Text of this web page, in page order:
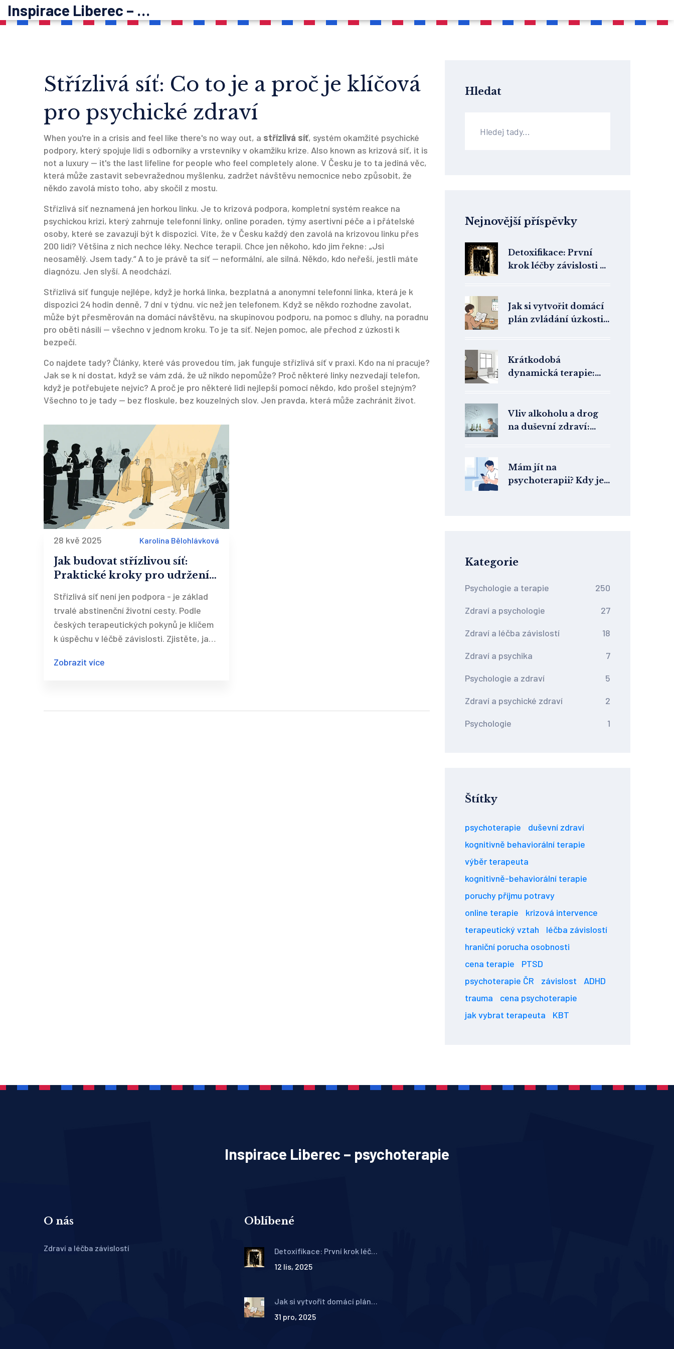
Inspirace Liberec – psychoterapie
Střízlivá síť: Co to je a proč je klíčová
pro psychické zdraví
When you're in a crisis and feel like there's no way out, a střízlivá síť, systém okamžité psychické
podpory, který spojuje lidi s odborníky a vrstevníky v okamžiku krize. Also known as krizová síť, it is
not a luxury — it's the last lifeline for people who feel completely alone. V Česku je to ta jediná věc,
která může zastavit sebevražednou myšlenku, zadržet návštěvu nemocnice nebo způsobit, že
někdo zavolá místo toho, aby skočil z mostu.
Střízlivá síť neznamená jen horkou linku. Je to krizová podpora, kompletní systém reakce na
psychickou krizi, který zahrnuje telefonní linky, online poraden, týmy asertivní péče a i přátelské
osoby, které se zavazují být k dispozici. Víte, že v Česku každý den zavolá na krizovou linku přes
200 lidí? Většina z nich nechce léky. Nechce terapii. Chce jen někoho, kdo jim řekne: „Jsi
neosamělý. Jsem tady.“ A to je právě ta síť — neformální, ale silná. Někdo, kdo neřeší, jestli máte
diagnózu. Jen slyší. A neodchází.
Střízlivá síť funguje nejlépe, když je horká linka, bezplatná a anonymní telefonní linka, která je k
dispozici 24 hodin denně, 7 dní v týdnu. víc než jen telefonem. Když se někdo rozhodne zavolat,
může být přesměrován na domácí návštěvu, na skupinovou podporu, na pomoc s dluhy, na poradnu
pro oběti násilí — všechno v jednom kroku. To je ta síť. Nejen pomoc, ale přechod z úzkosti k
bezpečí.
Co najdete tady? Články, které vás provedou tím, jak funguje střízlivá síť v praxi. Kdo na ní pracuje?
Jak se k ní dostat, když se vám zdá, že už nikdo nepomůže? Proč některé linky nezvedají telefon,
když je potřebujete nejvíc? A proč je pro některé lidi nejlepší pomocí někdo, kdo prošel stejným?
Všechno to je tady — bez floskule, bez kouzelných slov. Jen pravda, která může zachránit život.
28 kvě 2025 Karolína Bělohlávková
Jak budovat střízlivou síť:
Praktické kroky pro udržení
terapeutických doporučení
Střízlivá síť není jen podpora - je základ
trvalé abstinenční životní cesty. Podle
českých terapeutických pokynů je klíčem
k úspěchu v léčbě závislosti. Zjistěte, jak ji
Zobrazit více
Hledat
Nejnovější příspěvky
Detoxifikace: První
krok léčby závislosti a
Jak si vytvořit domácí
plán zvládání úzkosti:
Krátkodobá
dynamická terapie:
čekat
Vliv alkoholu a drog
na duševní zdraví:
Mám jít na
psychoterapii? Kdy je
Kategorie
Psychologie a terapie 250
Zdraví a psychologie 27
Zdraví a léčba závislostí 18
Zdraví a psychika 7
Psychologie a zdraví 5
Zdraví a psychické zdraví 2
Psychologie 1
Štítky
psychoterapie
duševní zdraví
kognitivně behaviorální terapie
výběr terapeuta
kognitivně-behaviorální terapie
poruchy příjmu potravy
online terapie
krizová intervence
terapeutický vztah
léčba závislostí
hraniční porucha osobnosti
cena terapie
PTSD
psychoterapie ČR
závislost
ADHD
trauma
cena psychoterapie
jak vybrat terapeuta
KBT
Inspirace Liberec – psychoterapie
O nás
Zdraví a léčba závislostí
Oblíbené
Detoxifikace: První krok léčby
12 lis, 2025
Jak si vytvořit domácí plán
krokem s nástroji terapie
31 pro, 2025